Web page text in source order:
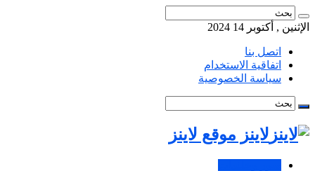
الإثنين , أكتوبر 14 2024
اتصل بنا
اتفاقية الاستخدام
سياسة الخصوصية
لاينز موقع لاينز